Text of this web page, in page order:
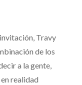
Travy
de los
a la gente,
realidad